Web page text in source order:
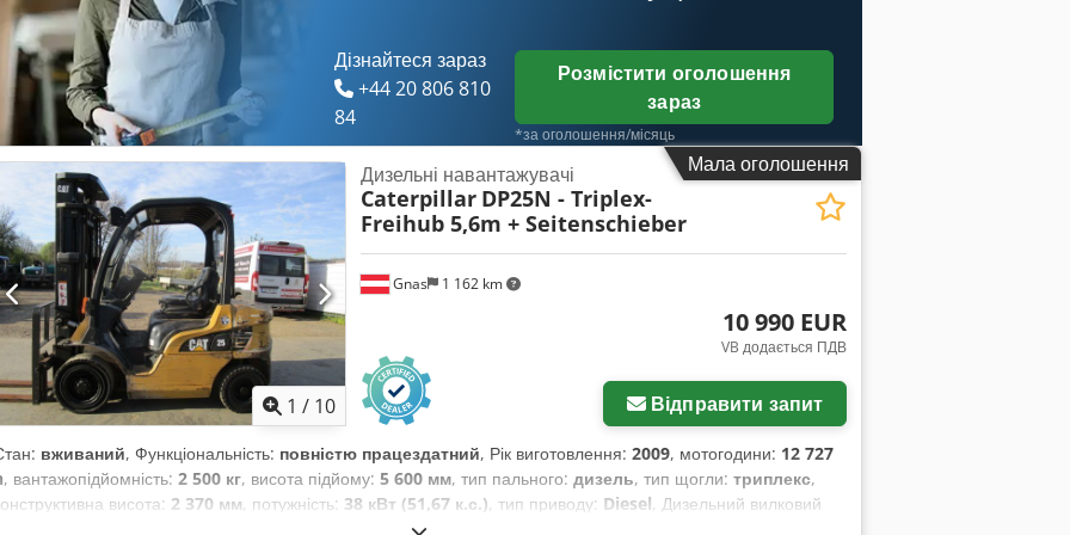
Дізнайтеся зараз
+44 20 806 810
84
Розмістити оголошення
зараз
*за оголошення/місяць
Мала оголошення
1 / 10
Gnas 1 162 km
Дизельні навантажувачі
Caterpillar DP25N - Triplex-
Freihub 5,6m + Seitenschieber
10 990 EUR
VB додається ПДВ
Відправити запит
вживаний, Функціональність: повністю працездатний, Рік виготовлення: 2009, мотогодини: 12 727
, вантажопідйомність: 2 500 кг, висота підйому: 5 600 мм, тип пального: дизель, тип щогли: триплекс,
висота: 2 370 мм, потужність: 38 кВт (51,67 к.с.), тип приводу: Diesel, Дизельний вилковий
навантажувач Тип щогли: триплекс Стан: готовий до роботи та повністю функціональний Технічний стан: